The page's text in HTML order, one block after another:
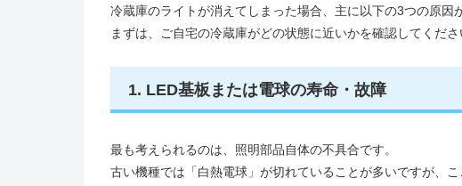
冷蔵庫のライトが消えてしまった場合、主に以下の3つの原因
まずは、ご自宅の冷蔵庫がどの状態に近いかを確認してくださ
1. LED基板または電球の寿命・故障
最も考えられるのは、照明部品自体の不具合です。
古い機種では「白熱電球」が切れていることが多いですが、